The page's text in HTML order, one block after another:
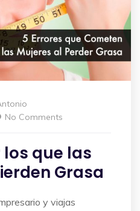
No Comments
los que las
Grasa
y viajas